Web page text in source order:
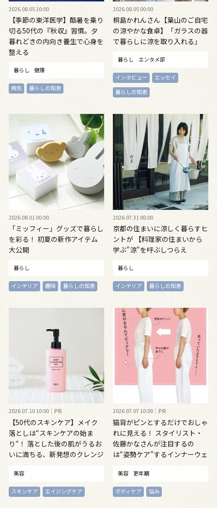
2026.08.05 10:00
【季節の東洋医学】酷暑を乗り
切る50代の『秋収』習慣。夕
暮れどきの内向き養生で心身を
整える
暮らし 健康
病気 暮らしの知恵
2026.08.05 00:00
桐島かれんさん【葉山のご自宅
の涼やかな食卓】「ガラスの器
で暮らしに涼を取り入れる」
暮らし エンタメ部
インタビュー
エッセイ
暮らしの知恵
2026.08.01 00:00
「ミッフィー」グッズで暮らし
を彩る！ 初夏の新作アイテム
大公開
暮らし
インテリア 趣味 暮らしの知恵
2026.07.31 00:00
京都の住まいに涼しく暮らすヒ
ントが 【料理家の住まいから
学ぶ"涼"を呼ぶしつらえ
暮らし
インテリア 暮らしの知恵
2026.07.10 10:00 PR
【50代のスキンケア】メイク
落としは“スキンケアの始ま
り“！ 落とした後の肌がうるお
いに満ちる、新発想のクレンジ
美容
スキンケア エイジングケア
2026.07.07 10:00 PR
猫背がピンとするだけでおしゃ
れに見える！ スタイリスト・
佐藤かなさんが注目するの
は“姿勢ケア”するインナーウェ
美容 更年期
ボディケア 悩み